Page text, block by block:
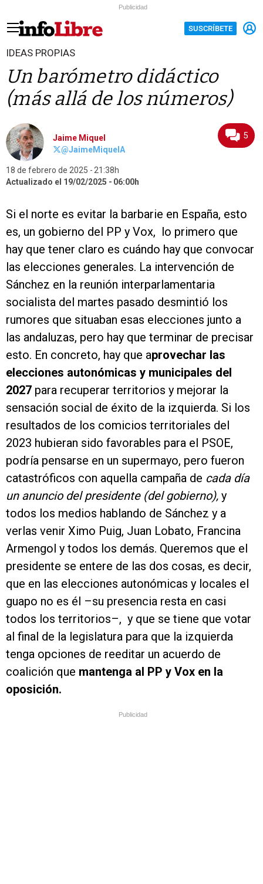
Publicidad
SUSCRÍBETE
IDEAS PROPIAS
Un barómetro didáctico
(más allá de los números)
Jaime Miquel
@JaimeMiquelA
18 de febrero de 2025
21:38h
Actualizado el 19/02/2025
06:00h
5
Si el norte es evitar la barbarie en España, esto
es, un gobierno del PP y Vox, lo primero que
hay que tener claro es cuándo hay que convocar
las elecciones generales. La intervención de
Sánchez en la reunión interparlamentaria
socialista del martes pasado desmintió los
rumores que situaban esas elecciones junto a
las andaluzas, pero hay que terminar de precisar
esto. En concreto, hay que aprovechar las
elecciones autonómicas y municipales del
2027 para recuperar territorios y mejorar la
sensación social de éxito de la izquierda. Si los
resultados de los comicios territoriales del
2023 hubieran sido favorables para el PSOE,
podría pensarse en un supermayo, pero fueron
catastróficos con aquella campaña de cada día
un anuncio del presidente (del gobierno), y
todos los medios hablando de Sánchez y a
verlas venir Ximo Puig, Juan Lobato, Francina
Armengol y todos los demás. Queremos que el
presidente se entere de las dos cosas, es decir,
que en las elecciones autonómicas y locales el
guapo no es él –su presencia resta en casi
todos los territorios–, y que se tiene que votar
al final de la legislatura para que la izquierda
tenga opciones de reeditar un acuerdo de
coalición que mantenga al PP y Vox en la
oposición.
Publicidad